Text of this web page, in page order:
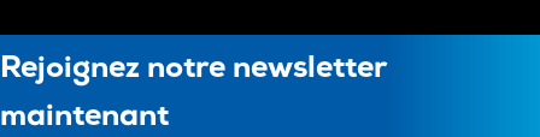
Rejoignez notre newsletter
maintenant